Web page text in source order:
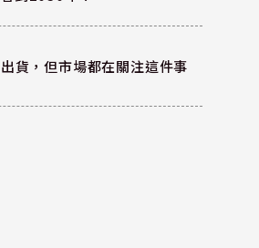
貨，但市場都在關注這件事